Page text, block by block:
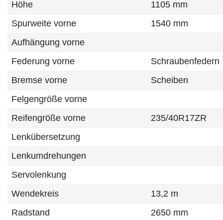
Höhe
1105 mm
Spurweite vorne
1540 mm
Aufhängung vorne
Federung vorne
Schraubenfedern
Bremse vorne
Scheiben
Felgengröße vorne
Reifengröße vorne
235/40R17ZR
Lenkübersetzung
Lenkumdrehungen
Servolenkung
Wendekreis
13,2 m
Radstand
2650 mm